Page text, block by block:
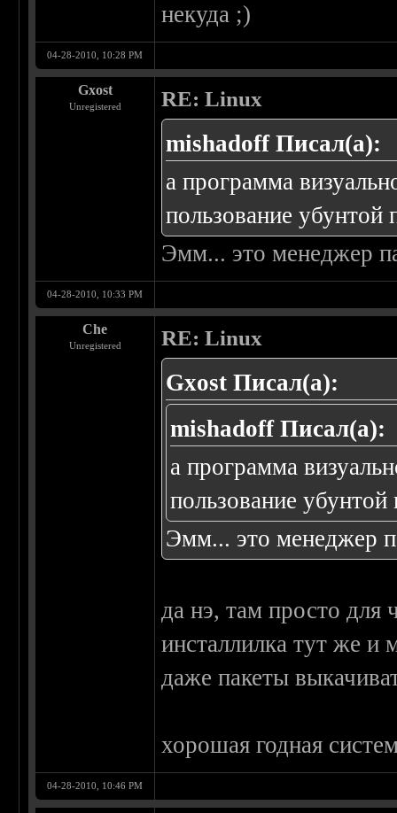
некуда ;)
04-28-2010, 10:28 PM
Gxost
Unregistered RE: Linux
mishadoff Писал(а):
а программа
пользование убунтой
Эмм... это менеджер
04-28-2010, 10:33 PM
Che
Unregistered RE: Linux
Gxost Писал(а):
mishadoff Писал(а):
а программа
пользование убунтой
Эмм... это менеджер
да нэ, там просто для
инсталлилка тут же и
даже пакеты
хорошая годная
04-28-2010, 10:46 PM